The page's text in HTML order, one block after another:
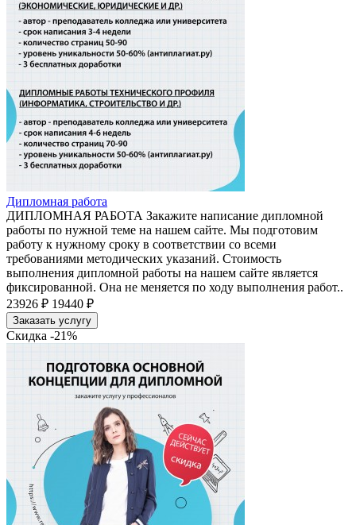
Дипломная работа
ДИПЛОМНАЯ РАБОТА Закажите написание дипломной
работы по нужной теме на нашем сайте. Мы подготовим
работу к нужному сроку в соответствии со всеми
требованиями методических указаний. Стоимость
выполнения дипломной работы на нашем сайте является
фиксированной. Она не меняется по ходу выполнения работ..
23926 ₽ 19440 ₽
Заказать услугу
Скидка -21%